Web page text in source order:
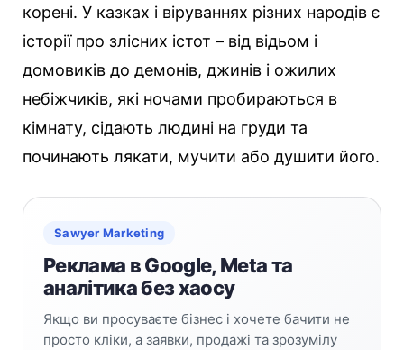
корені. У казках і віруваннях різних народів є
історії про злісних істот – від відьом і
домовиків до демонів, джинів і ожилих
небіжчиків, які ночами пробираються в
кімнату, сідають людині на груди та
починають лякати, мучити або душити його.
Sawyer Marketing
Реклама в Google, Meta та
аналітика без хаосу
Якщо ви просуваєте бізнес і хочете бачити не
просто кліки, а заявки, продажі та зрозумілу